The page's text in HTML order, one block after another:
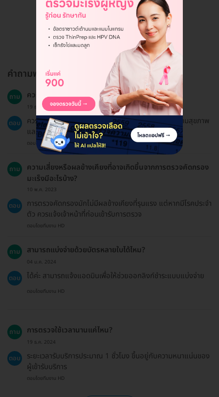
คำถามพบบ่อย
ถาม ควรทำการตรวจคัดกรองบ่อยแค่ไหน?
19 ธ.ค. 2024
ตอบ
ควรปรึกษาแพทย์เกี่ยวกับความถี่ในการตรวจคัดกรองตามสุขภาพ
และอายุของคุณ
ตอบโดยทีมงาน HD
ถาม
ความเสี่ยงหรือผลข้างเคียงที่อาจเกิดขึ้นจากการตรวจคัดกรอง
มะเร็งมีอะไรบ้าง?
10 พ.ค. 2023
ตอบ
การตรวจคัดกรองมักไม่มีผลข้างเคียงที่รุนแรง แต่หากมีโรคประจำ
ตัว ควรแจ้งเจ้าหน้าที่ก่อนเข้ารับการตรวจ
ตอบโดยทีมงาน HD
ถาม สามารถแบ่งจ่ายด้วยบัตรหลายใบได้ไหม?
04 ม.ค. 2024
ตอบ ได้ค่ะ สามารถแจ้งแอดมินเพื่อให้ช่วยออกลิงก์ชำระแบบแบ่งจ่าย
ตอบโดยทีมงาน HD
ถาม การตรวจใช้เวลานานแค่ไหน?
19 ธ.ค. 2024
ตอบ
ระยะเวลารับบริการประมาณ 1 ชั่วโมง ขึ้นอยู่กับความหนาแน่นของ
ผู้เข้ารับบริการ
ตอบโดยทีมงาน HD